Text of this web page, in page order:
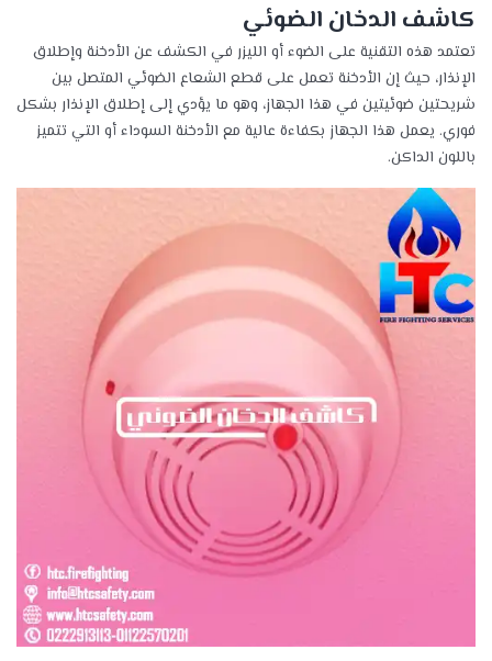
كاشف الدخان الضوئي
تعتمد هذه التقنية على الضوء أو الليزر في الكشف عن الأدخنة وإطلاق
الإنذار، حيث إن الأدخنة تعمل على قطع الشعاع الضوئي المتصل بين
شريحتين ضوئيتين في هذا الجهاز، وهو ما يؤدي إلى إطلاق الإنذار بشكل
فوري. يعمل هذا الجهاز بكفاءة عالية مع الأدخنة السوداء أو التي تتميز
باللون الداكن.